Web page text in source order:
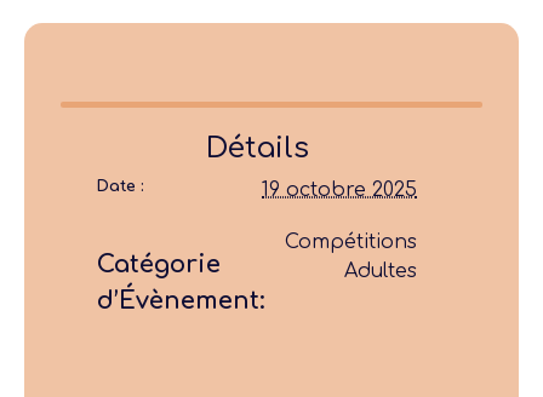
Détails
Date : 19 octobre 2025
Catégorie
d’Évènement:
Compétitions
Adultes